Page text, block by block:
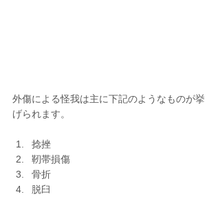
外傷による怪我は主に下記のようなものが挙
げられます。
捻挫
靭帯損傷
骨折
脱臼